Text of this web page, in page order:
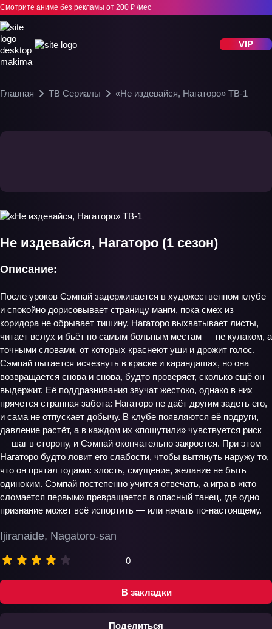
Смотрите аниме без рекламы от 200 ₽ /мес
VIP
Главная ТВ Сериалы «Не издевайся, Нагаторо» ТВ-1
В закладки
Поделиться
Не издевайся, Нагаторо (1 сезон)
Ijiranaide, Nagatoro-san
0
Описание:
После уроков Сэмпай задерживается в художественном клубе
и спокойно дорисовывает страницу манги, пока смех из
коридора не обрывает тишину. Нагаторо выхватывает листы,
читает вслух и бьёт по самым больным местам — не кулаком, а
точными словами, от которых краснеют уши и дрожит голос.
Сэмпай пытается исчезнуть в краске и карандашах, но она
возвращается снова и снова, будто проверяет, сколько ещё он
выдержит. Её поддразнивания звучат жестоко, однако в них
прячется странная забота: Нагаторо не даёт другим задеть его,
и сама не отпускает добычу. В клубе появляются её подруги,
давление растёт, а в каждом их «пошутили» чувствуется риск
— шаг в сторону, и Сэмпай окончательно закроется. При этом
Нагаторо будто ловит его слабости, чтобы вытянуть наружу то,
что он прятал годами: злость, смущение, желание не быть
одиноким. Сэмпай постепенно учится отвечать, а игра в «кто
сломается первым» превращается в опасный танец, где одно
признание может всё испортить — или начать по‑настоящему.